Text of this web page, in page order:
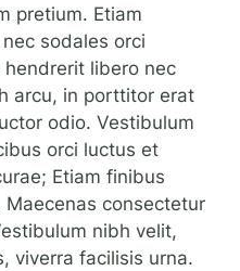
pretium. Etiam
sodales orci
libero nec
arcu, in porttitor erat
odio. Vestibulum
orci luctus et
Etiam finibus
consectetur
nibh velit,
viverra facilisis urna.